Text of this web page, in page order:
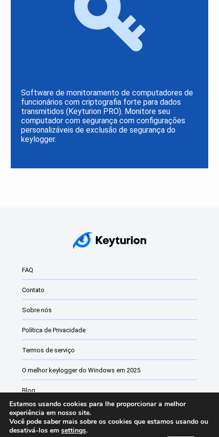
Software de monitoramento de computadores de
funcionários com criptografia forte para dados
transmitidos (Keyturion PRO). Monitore seu
computador com segurança com configurações
personalizáveis de exclusão de segurança do
keylogger.
FAQ
Contato
Sobre nós
Política de Privacidade
Termos de serviço
O melhor keylogger do Windows em 2025
Blog
Software de monitoramento de funcionários
Lista de alterações do Keyturion
Estamos usando cookies para lhe proporcionar a melhor
experiência em nosso site.
Você pode saber mais sobre os cookies que estamos usando ou
desativá-los em settings.